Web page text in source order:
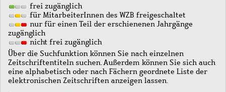
frei zugänglich
für MitarbeiterInnen des WZB freigeschaltet
nur für einen Teil der erschienenen Jahrgänge
zugänglich
nicht frei zugänglich
Über die Suchfunktion können Sie nach einzelnen
Zeitschriftentiteln suchen. Außerdem können Sie sich auch
eine alphabetisch oder nach Fächern geordnete Liste der
elektronischen Zeitschriften anzeigen lassen.